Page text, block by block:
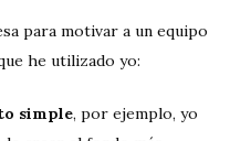
para motivar a un equipo
he utilizado yo:
simple, por ejemplo, yo